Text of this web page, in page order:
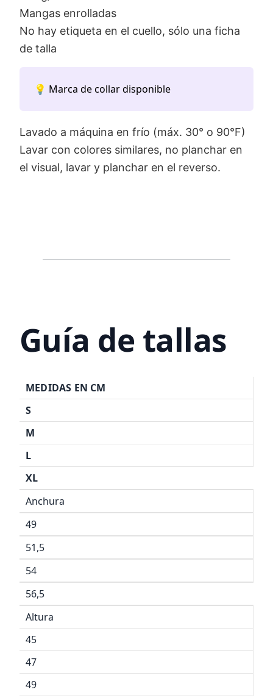
Mangas enrolladas
No hay etiqueta en el cuello, sólo una ficha
de talla
💡 Marca de collar disponible
Lavado a máquina en frío (máx. 30° o 90°F)
Lavar con colores similares, no planchar en
el visual, lavar y planchar en el reverso.
Guía de tallas
MEDIDAS EN CM
S
M
L
XL
Anchura
49
51,5
54
56,5
Altura
45
47
49